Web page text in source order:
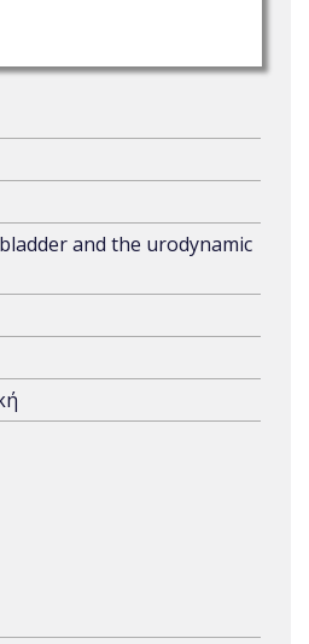
and the urodynamic